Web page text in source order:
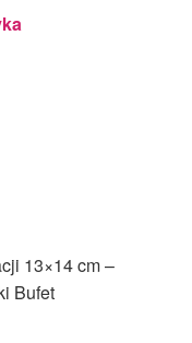
13×14 cm –
Bufet